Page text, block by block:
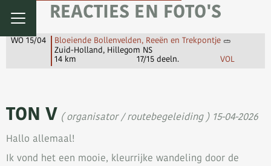
REACTIES EN FOTO'S
WO 15/04 Bloeiende Bollenvelden, Reeën en Trekpontje
Zuid-Holland, Hillegom NS
14 km 17/15 deeln. VOL
TON V ( organisator / routebegeleiding ) 15-04-2026
Hallo allemaal!
Ik vond het een mooie, kleurrijke wandeling door de